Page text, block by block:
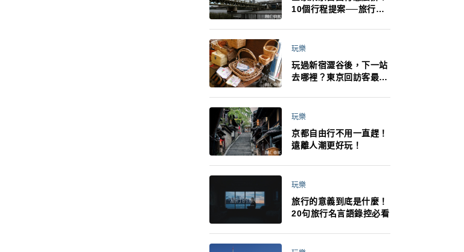
10個行程提案──旅行不
法！
玩樂
玩過新宿澀谷後，下一站
去哪裡？東京回訪客最推
玩樂
京都自由行不用一直趕！
遠離人潮更好玩！
玩樂
旅行的意義到底是什麼！
20句旅行名言語錄控必看